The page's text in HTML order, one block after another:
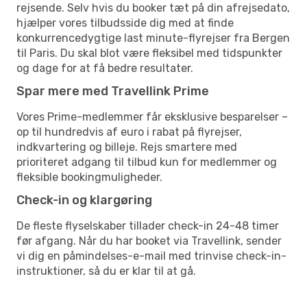
rejsende. Selv hvis du booker tæt på din afrejsedato,
hjælper vores tilbudsside dig med at finde
konkurrencedygtige last minute-flyrejser fra Bergen
til Paris. Du skal blot være fleksibel med tidspunkter
og dage for at få bedre resultater.
Spar mere med Travellink Prime
Vores Prime-medlemmer får eksklusive besparelser –
op til hundredvis af euro i rabat på flyrejser,
indkvartering og billeje. Rejs smartere med
prioriteret adgang til tilbud kun for medlemmer og
fleksible bookingmuligheder.
Check-in og klargøring
De fleste flyselskaber tillader check-in 24-48 timer
før afgang. Når du har booket via Travellink, sender
vi dig en påmindelses-e-mail med trinvise check-in-
instruktioner, så du er klar til at gå.